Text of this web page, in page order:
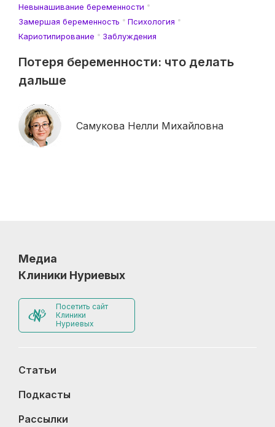
Невынашивание беременности
Замершая беременность
Психология
Кариотипирование
Заблуждения
Потеря беременности: что делать
дальше
Самукова Нелли Михайловна
Медиа
Клиники Нуриевых
Посетить сайт
Клиники
Нуриевых
Статьи
Подкасты
Рассылки